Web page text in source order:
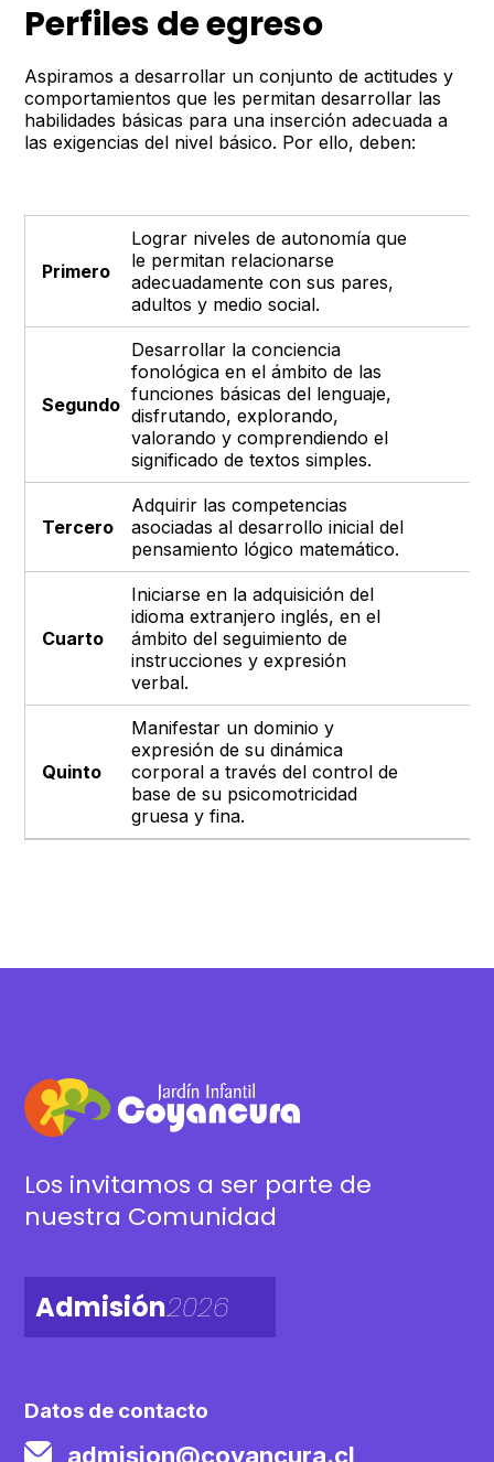
Perfiles de egreso
Aspiramos a desarrollar un conjunto de actitudes y
comportamientos que les permitan desarrollar las
habilidades básicas para una inserción adecuada a
las exigencias del nivel básico. Por ello, deben:
Primero
Lograr niveles de autonomía que
le permitan relacionarse
adecuadamente con sus pares,
adultos y medio social.
Segundo
Desarrollar la conciencia
fonológica en el ámbito de las
funciones básicas del lenguaje,
disfrutando, explorando,
valorando y comprendiendo el
significado de textos simples.
Tercero
Adquirir las competencias
asociadas al desarrollo inicial del
pensamiento lógico matemático.
Cuarto
Iniciarse en la adquisición del
idioma extranjero inglés, en el
ámbito del seguimiento de
instrucciones y expresión
verbal.
Quinto
Manifestar un dominio y
expresión de su dinámica
corporal a través del control de
base de su psicomotricidad
gruesa y fina.
Los invitamos a ser parte de
nuestra Comunidad
Admisión2026
Datos de contacto
admision@coyancura.cl